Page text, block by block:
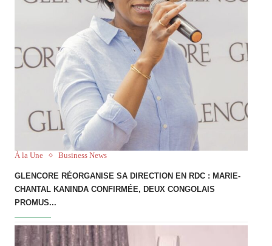
À la Une Business News
GLENCORE RÉORGANISE SA DIRECTION EN RDC : MARIE-
CHANTAL KANINDA CONFIRMÉE, DEUX CONGOLAIS
PROMUS...